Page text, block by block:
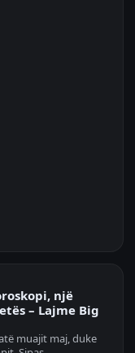
një
– Lajme Big
muajit maj, duke